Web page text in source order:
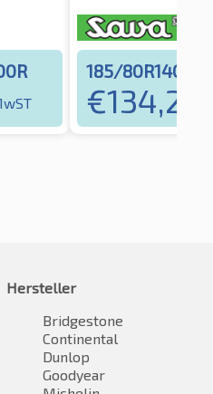
185/80R14C
€134,22
Hersteller
Bridgestone
Continental
Dunlop
Goodyear